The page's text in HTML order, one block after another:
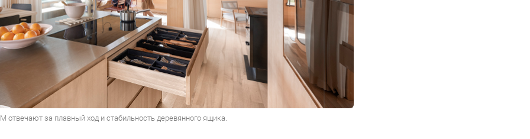
отвечают за плавный ход и стабильность деревянного ящика.